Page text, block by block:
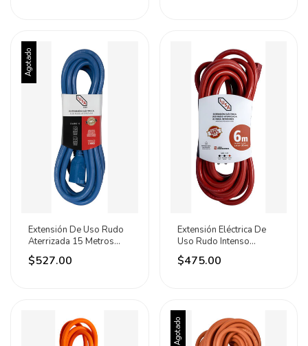
Agotado
Extensión De Uso Rudo
Aterrizada 15 Metros
Iusa Azul
$527.00
Extensión Eléctrica De
Uso Rudo Intenso
Aterrizada 6m Iusa Rojo
$475.00
Agotado